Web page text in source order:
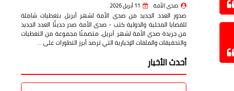
صدى الأمة 11 أبريل 2026
صدور العدد الجديد من صدى الأمة لشهر أبريل بتغطيات شاملة
للقضايا المحلية والدولية كتب - صدى الأمة صدر حديثًا العدد الجديد
من جريدة صدى الأمة لشهر أبريل، متضمنًا مجموعة من التغطيات
والتحقيقات والملفات الإخبارية التي ترصد أبرز التطورات على …
أحدث الأخبار